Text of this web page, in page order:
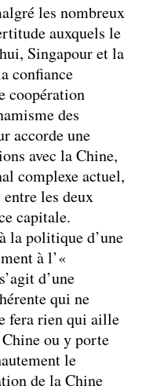
les nombreux
auxquels le
Singapour et la
confiance
coopération
des
accorde une
avec la Chine,
complexe actuel,
les deux
capitale.
la politique d’une
à l’«
d’une
qui ne
fera rien qui aille
ou y porte
le
de la Chine